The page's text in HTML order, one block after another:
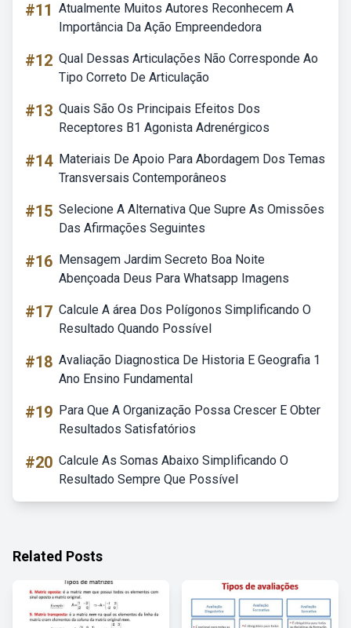
#11 Atualmente Muitos Autores Reconhecem A
Importância Da Ação Empreendedora
#12 Qual Dessas Articulações Não Corresponde Ao
Tipo Correto De Articulação
#13 Quais São Os Principais Efeitos Dos
Receptores B1 Agonista Adrenérgicos
#14 Materiais De Apoio Para Abordagem Dos Temas
Transversais Contemporâneos
#15 Selecione A Alternativa Que Supre As Omissões
Das Afirmações Seguintes
#16 Mensagem Jardim Secreto Boa Noite
Abençoada Deus Para Whatsapp Imagens
#17 Calcule A área Dos Polígonos Simplificando O
Resultado Quando Possível
#18 Avaliação Diagnostica De Historia E Geografia 1
Ano Ensino Fundamental
#19 Para Que A Organização Possa Crescer E Obter
Resultados Satisfatórios
#20 Calcule As Somas Abaixo Simplificando O
Resultado Sempre Que Possível
Related Posts